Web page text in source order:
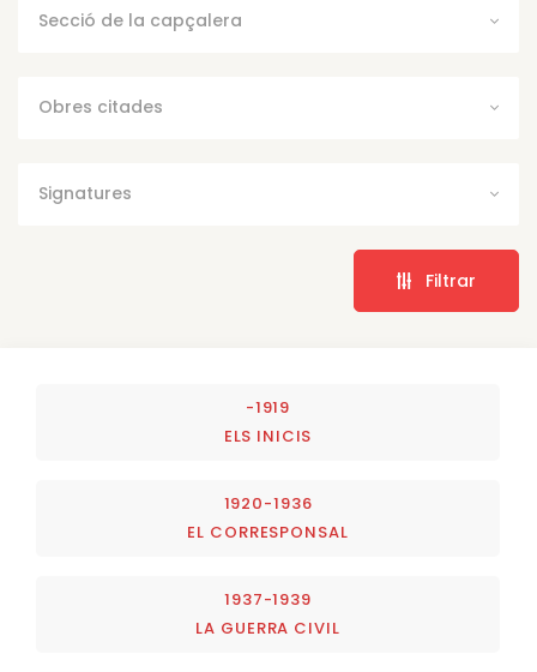
Secció de la capçalera
Obres citades
Signatures
Filtrar
-1919
ELS INICIS
1920-1936
EL CORRESPONSAL
1937-1939
LA GUERRA CIVIL